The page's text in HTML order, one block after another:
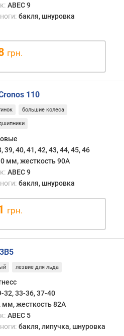
ABEC 9
бакля, шнуровка
грн.
110
большие колеса
39, 40, 41, 42, 43, 44, 45, 46
мм, жесткость 90A
ABEC 9
бакля, шнуровка
грн.
лезвие для льда
32, 33-36, 37-40
мм, жесткость 82A
ABEC 5
бакля, липучка, шнуровка